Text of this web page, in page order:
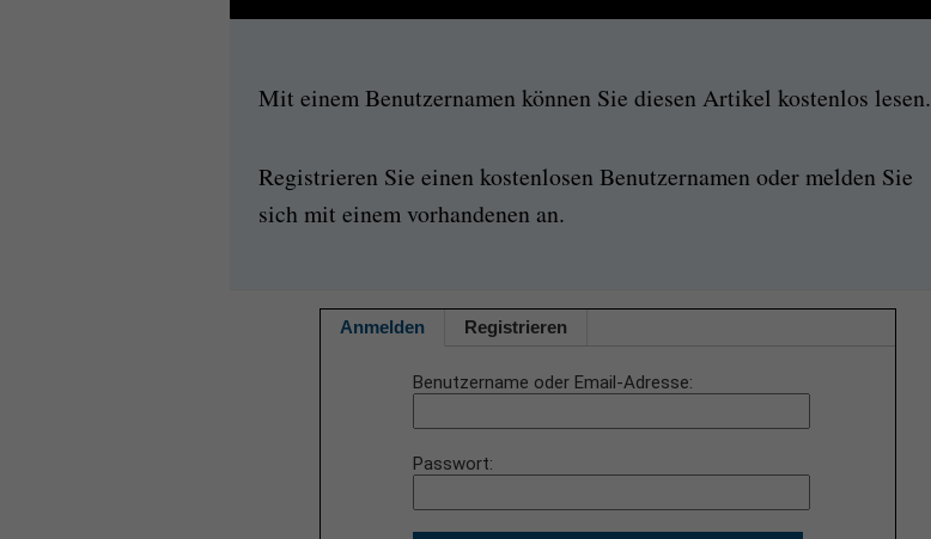
Mit einem Benutzernamen können Sie diesen Artikel kostenlos lesen.
Registrieren Sie einen kostenlosen Benutzernamen oder melden Sie
sich mit einem vorhandenen an.
Anmelden Registrieren
Benutzername oder Email-Adresse
Passwort